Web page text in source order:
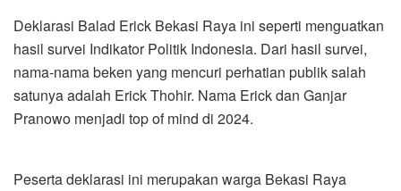
Deklarasi Balad Erick Bekasi Raya ini seperti menguatkan
hasil survei Indikator Politik Indonesia. Dari hasil survei,
nama-nama beken yang mencuri perhatian publik salah
satunya adalah Erick Thohir. Nama Erick dan Ganjar
Pranowo menjadi top of mind di 2024.
Peserta deklarasi ini merupakan warga Bekasi Raya